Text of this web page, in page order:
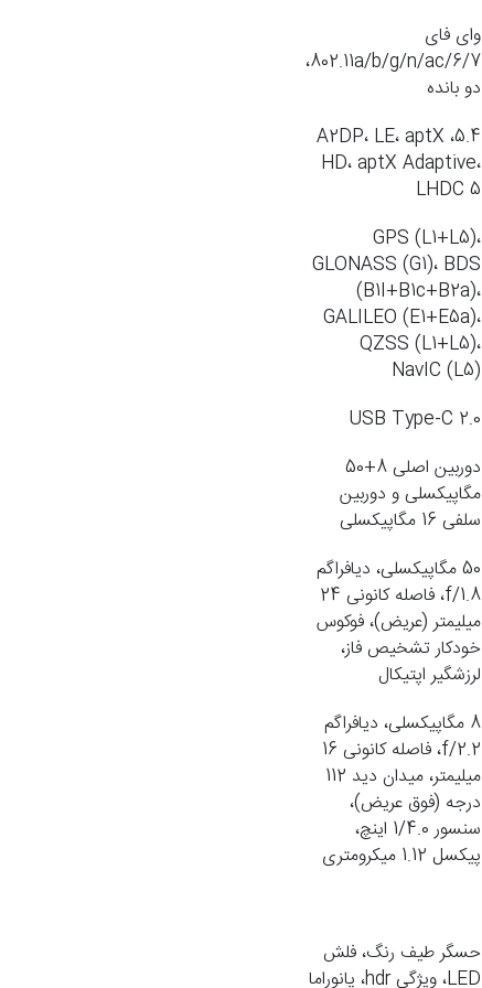
وای فای
802.11a/b/g/n/ac/6/7،
دو بانده
5.4، A2DP، LE، aptX
HD، aptX Adaptive،
LHDC 5
GPS (L1+L5)،
GLONASS (G1)، BDS
(B1I+B1c+B2a)،
GALILEO (E1+E5a)،
QZSS (L1+L5)،
NavIC (L5)
USB Type-C 2.0
دوربین اصلی 8+50
مگاپیکسلی و دوربین
سلفی 16 مگاپیکسلی
50 مگاپیکسلی، دیافراگم
f/1.8، فاصله کانونی 24
میلیمتر (عریض)، فوکوس
خودکار تشخیص فاز،
لرزشگیر اپتیکال
8 مگاپیکسلی، دیافراگم
f/2.2، فاصله کانونی 16
میلیمتر، میدان دید 112
درجه (فوق عریض)،
سنسور 1/4.0 اینچ،
پیکسل 1.12 میکرومتری
حسگر طیف رنگ، فلش
LED، ویژگی hdr، پانوراما